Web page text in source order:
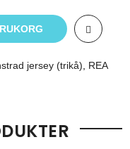
jersey (trikå) REA